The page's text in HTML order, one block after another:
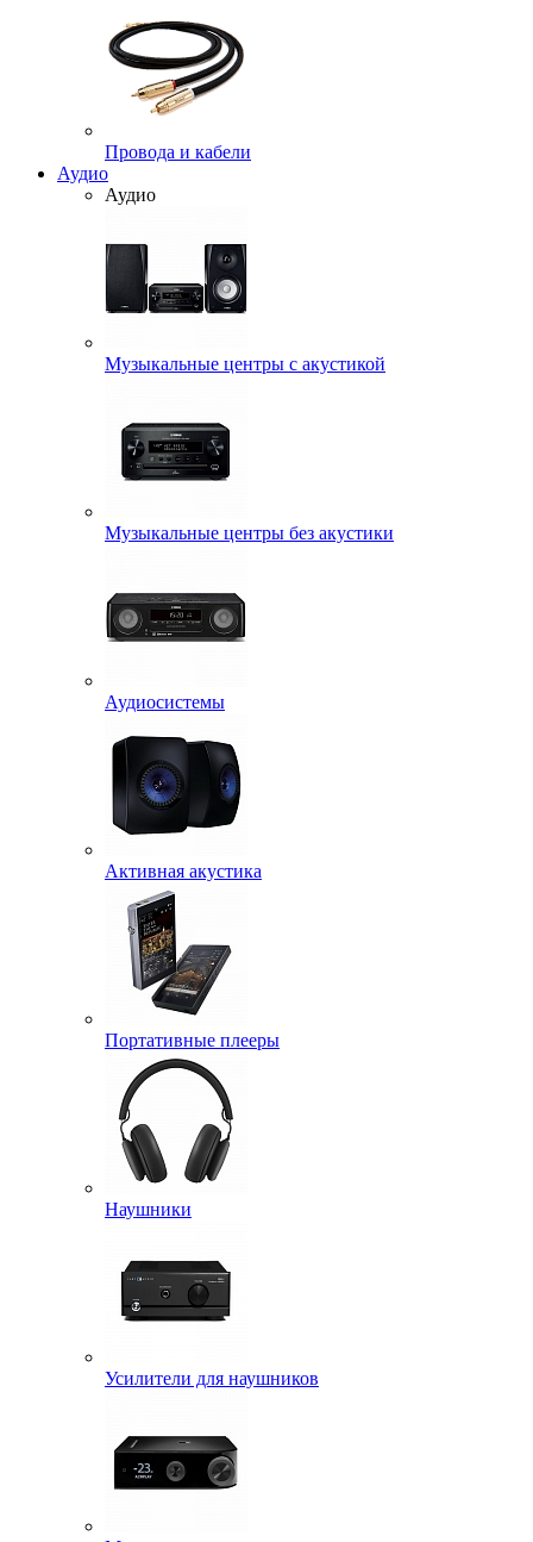
Провода и кабели
Аудио
Аудио
Музыкальные центры с акустикой
Музыкальные центры без акустики
Аудиосистемы
Активная акустика
Портативные плееры
Наушники
Усилители для наушников